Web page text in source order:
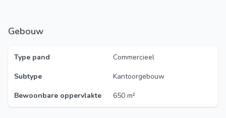
Gebouw
Type pand
Commercieel
Subtype
Kantoorgebouw
Bewoonbare oppervlakte
650 m²